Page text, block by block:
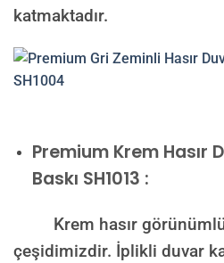
katmaktadır.
Premium Krem Hasır
Baskı SH1013 :
Krem hasır görünümlü
çeşidimizdir. İplikli duvar